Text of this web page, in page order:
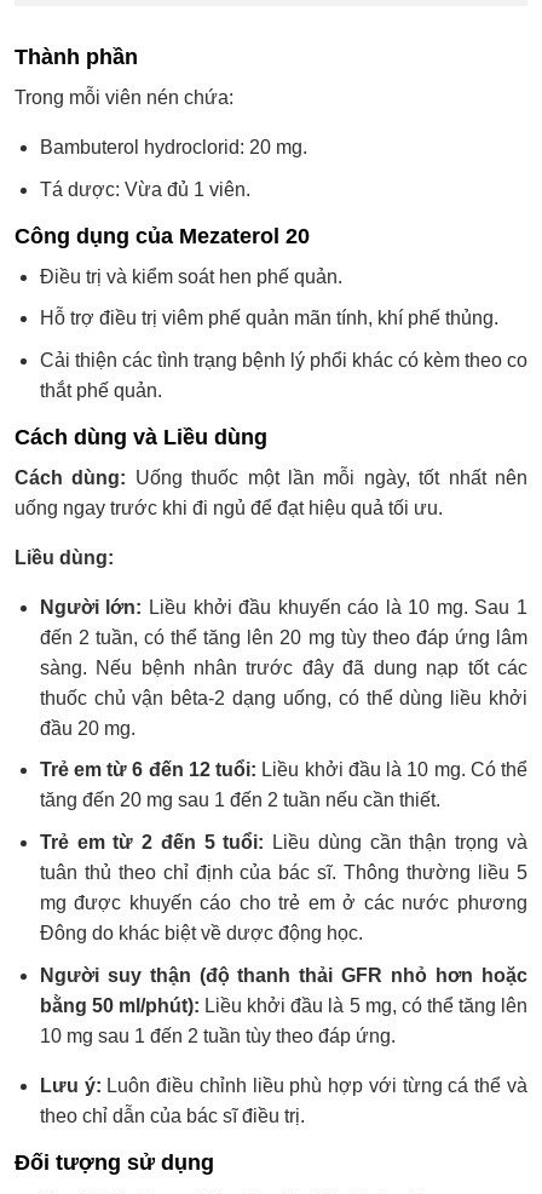
Thành phần
Trong mỗi viên nén chứa:
Bambuterol hydroclorid: 20 mg.
Tá dược: Vừa đủ 1 viên.
Công dụng của Mezaterol 20
Điều trị và kiểm soát hen phế quản.
Hỗ trợ điều trị viêm phế quản mãn tính, khí phế thủng.
Cải thiện các tình trạng bệnh lý phổi khác có kèm theo co
thắt phế quản.
Cách dùng và Liều dùng
Cách dùng: Uống thuốc một lần mỗi ngày, tốt nhất nên
uống ngay trước khi đi ngủ để đạt hiệu quả tối ưu.
Liều dùng:
Người lớn: Liều khởi đầu khuyến cáo là 10 mg. Sau 1
đến 2 tuần, có thể tăng lên 20 mg tùy theo đáp ứng lâm
sàng. Nếu bệnh nhân trước đây đã dung nạp tốt các
thuốc chủ vận bêta-2 dạng uống, có thể dùng liều khởi
đầu 20 mg.
Trẻ em từ 6 đến 12 tuổi: Liều khởi đầu là 10 mg. Có thể
tăng đến 20 mg sau 1 đến 2 tuần nếu cần thiết.
Trẻ em từ 2 đến 5 tuổi: Liều dùng cần thận trọng và
tuân thủ theo chỉ định của bác sĩ. Thông thường liều 5
mg được khuyến cáo cho trẻ em ở các nước phương
Đông do khác biệt về dược động học.
Người suy thận (độ thanh thải GFR nhỏ hơn hoặc
bằng 50 ml/phút): Liều khởi đầu là 5 mg, có thể tăng lên
10 mg sau 1 đến 2 tuần tùy theo đáp ứng.
Lưu ý: Luôn điều chỉnh liều phù hợp với từng cá thể và
theo chỉ dẫn của bác sĩ điều trị.
Đối tượng sử dụng